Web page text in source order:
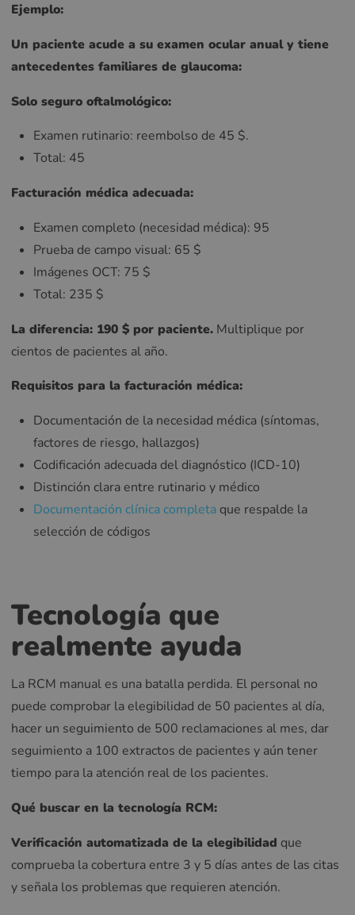
Ejemplo:
Un paciente acude a su examen ocular anual y tiene
antecedentes familiares de glaucoma:
Solo seguro oftalmológico:
Examen rutinario: reembolso de 45 $.
Total: 45
Facturación médica adecuada:
Examen completo (necesidad médica): 95
Prueba de campo visual: 65 $
Imágenes OCT: 75 $
Total: 235 $
La diferencia: 190 $ por paciente. Multiplique por
cientos de pacientes al año.
Requisitos para la facturación médica:
Documentación de la necesidad médica (síntomas,
factores de riesgo, hallazgos)
Codificación adecuada del diagnóstico (ICD-10)
Distinción clara entre rutinario y médico
Documentación clínica completa que respalde la
selección de códigos
Tecnología que
realmente ayuda
La RCM manual es una batalla perdida. El personal no
puede comprobar la elegibilidad de 50 pacientes al día,
hacer un seguimiento de 500 reclamaciones al mes, dar
seguimiento a 100 extractos de pacientes y aún tener
tiempo para la atención real de los pacientes.
Qué buscar en la tecnología RCM:
Verificación automatizada de la elegibilidad que
comprueba la cobertura entre 3 y 5 días antes de las citas
y señala los problemas que requieren atención.